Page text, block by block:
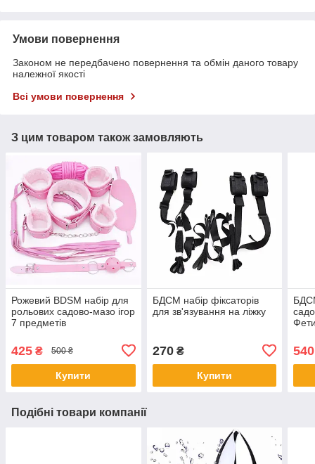
Умови повернення
Законом не передбачено повернення та обмін даного товару
належної якості
Всі умови повернення
З цим товаром також замовляють
Рожевий BDSM набір для
рольових садово-мазо ігор
7 предметів
425 ₴ 500 ₴
Купити
БДСМ набір фіксаторів
для зв'язування на ліжку
270₴
Купити
540
Подібні товари компанії